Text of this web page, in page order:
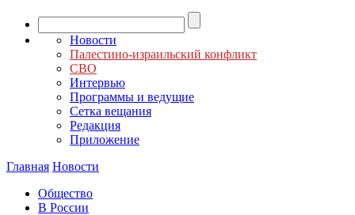
Новости
Палестино-израильский конфликт
СВО
Интервью
Программы и ведущие
Сетка вещания
Редакция
Приложение
Главная Новости
Общество
В России